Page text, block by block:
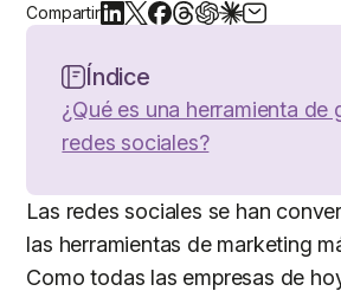
Compartir
Índice
¿Qué es una herramienta de
redes sociales?
Las redes sociales se han
las herramientas de marketing
Como todas las empresas de